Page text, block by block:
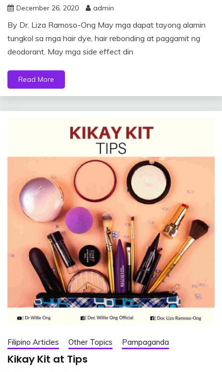
December 26, 2020 admin
By Dr. Liza Ramoso-Ong May mga dapat tayong alamin
tungkol sa mga hair dye, hair rebonding at paggamit ng
deodorant. May mga side effect din
Read More
Filipino Articles Other Topics Pampaganda
Kikay Kit at Tips